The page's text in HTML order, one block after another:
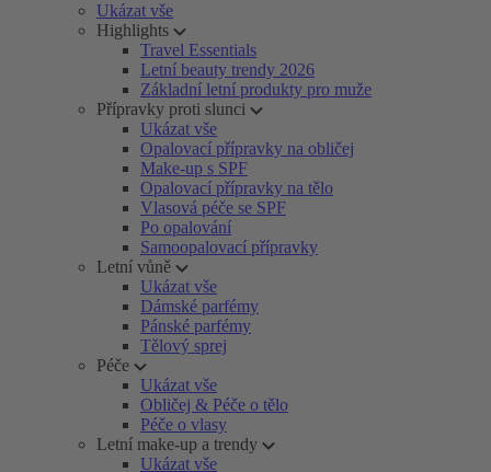
Ukázat vše
Highlights
Travel Essentials
Letní beauty trendy 2026
Základní letní produkty pro muže
Přípravky proti slunci
Ukázat vše
Opalovací přípravky na obličej
Make-up s SPF
Opalovací přípravky na tělo
Vlasová péče se SPF
Po opalování
Samoopalovací přípravky
Letní vůně
Ukázat vše
Dámské parfémy
Pánské parfémy
Tělový sprej
Péče
Ukázat vše
Obličej & Péče o tělo
Péče o vlasy
Letní make-up a trendy
Ukázat vše